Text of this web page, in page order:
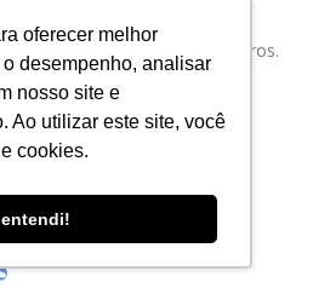
oferecer melhor
desempenho, analisar
nosso site e
Ao utilizar este site, você
cookies.
Inovação no Mercado de Seguros.